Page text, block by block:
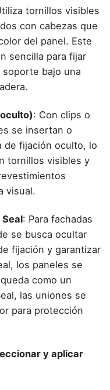
tornillos visibles
con cabezas que
del panel. Este
sencilla para fijar
bajo una
: Con clips o
se insertan o
de fijación oculto, lo
tornillos visibles y
visual.
: Para fachadas
se busca ocultar
fijación y garantizar
los paneles se
como un
las uniones se
para protección
y aplicar